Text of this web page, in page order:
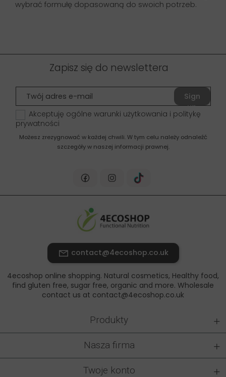
wybrać formułę dopasowaną do swoich potrzeb.
Zapisz się do newslettera
Sign
up
Akceptuję ogólne warunki użytkowania i politykę
prywatności
Możesz zrezygnować w każdej chwili. W tym celu należy odnaleźć
szczegóły w naszej informacji prawnej.
contact@4ecoshop.co.uk
4ecoshop online shopping. Natural cosmetics, Healthy food,
find gluten free, sugar free, organic and more. Wholesale
contact us at contact@4ecoshop.co.uk
Produkty +
Nasza firma +
Twoje konto +